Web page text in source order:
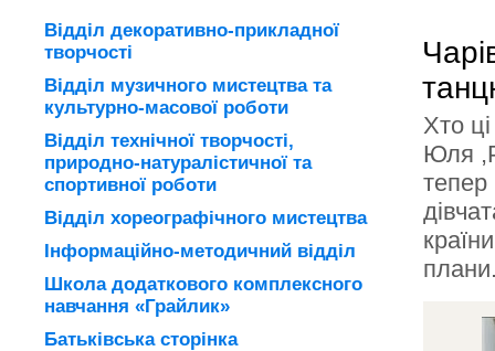
Хто
Юля
тепер
Відділ декоративно-прикладної
творчості
Відділ музичного мистецтва та
культурно-масової роботи
Відділ технічної творчості,
природно-натуралістичної та
спортивної роботи
Відділ хореографічного мистецтва
Інформаційно-методичний відділ
Школа додаткового комплексного
навчання «Грайлик»
Батьківська сторінка